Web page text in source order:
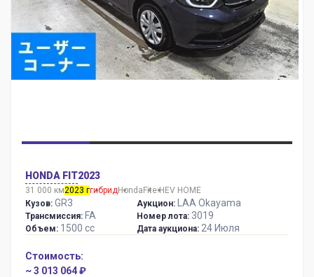
HONDA FIT2023
31 000 км2023 ггибридHondaFite:HEV HOME
Кузов: GR3
Трансмиссия: FA
Объем: 1500 сс
Аукцион: LAA Okayama
Номер лота: 3019
Дата аукциона: 24 Июля
Стоимость:
~ 3 013 064 ₽